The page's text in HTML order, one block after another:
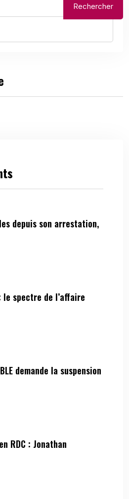
Rechercher
depuis son arrestation,
le spectre de l’affaire
demande la suspension
RDC : Jonathan